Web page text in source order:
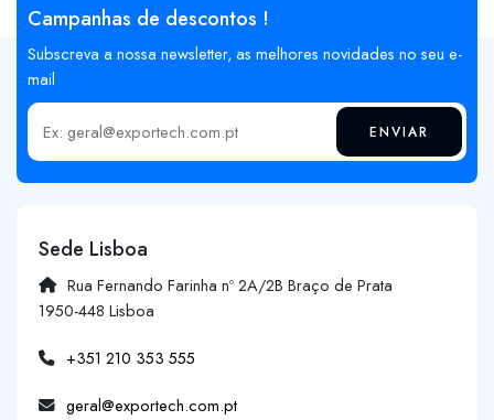
Campanhas de descontos !
Subscreva a nossa newsletter, as melhores novidades no seu e-
mail
Insira o seu email ENVIAR
Sede Lisboa
Rua Fernando Farinha nº 2A/2B Braço de Prata
1950-448 Lisboa
+351 210 353 555
geral@exportech.com.pt